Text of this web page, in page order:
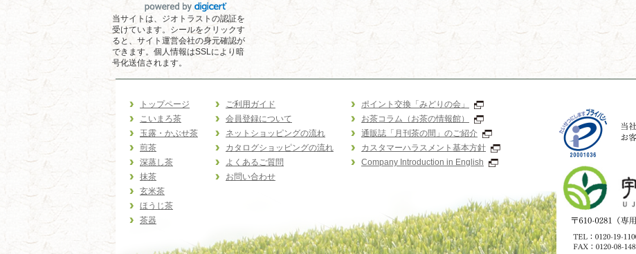
当サイトは、ジオトラストの認証を
受けています。シールをクリックす
ると、サイト運営会社の身元確認が
できます。個人情報はSSLにより暗
号化送信されます。
トップページ
こいまろ茶
玉露・かぶせ茶
煎茶
深蒸し茶
抹茶
玄米茶
ほうじ茶
茶器
ご利用ガイド
会員登録について
ネットショッピングの流れ
カタログショッピングの流れ
よくあるご質問
お問い合わせ
ポイント交換「みどりの会」
お茶コラム（お茶の情報館）
通販誌「月刊茶の間」のご紹介
カスタマーハラスメント基本方針
Company Introduction in English